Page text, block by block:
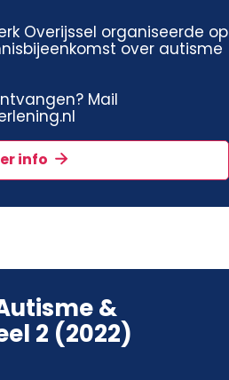
Overijssel organiseerde op
over autisme
Mail
info
&
2 (2022)